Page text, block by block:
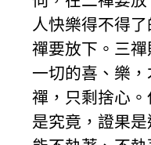
人快樂得不得
禪要放下。三
一切的喜、樂，
禪，只剩捨心
是究竟，證果